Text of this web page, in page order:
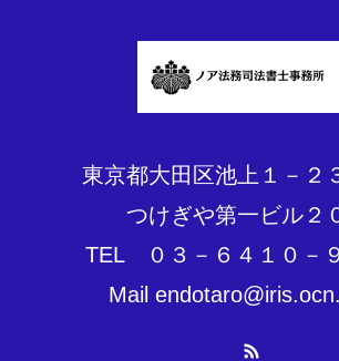
東京都大田区池上１－２
つけぎや第一ビル２
TEL ０３－６４１０－
Mail